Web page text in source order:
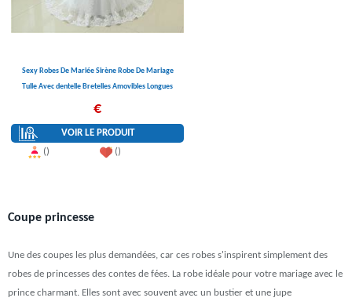
Sexy Robes De Mariée Sirène Robe De Mariage
Tulle Avec dentelle Bretelles Amovibles Longues
€
VOIR LE PRODUIT
()
()
Coupe princesse
Une des coupes les plus demandées, car ces robes s'inspirent simplement des
robes de princesses des contes de fées. La robe idéale pour votre mariage avec le
prince charmant. Elles sont avec souvent avec un bustier et une jupe